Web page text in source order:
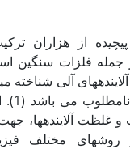
از هزاران
جمله فلزات سنگین
آلی شناخته
در
و غلظت آلاینده­ها،
روش‏های مختلف